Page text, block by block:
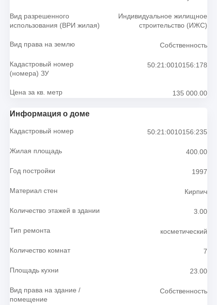
Вид разрешенного
использования (ВРИ жилая)
Индивидуальное жилищное
строительство (ИЖС)
Вид права на землю Собственность
Кадастровый номер
(номера) ЗУ
50:21:0010156:178
Цена за кв. метр 135 000.00
Информация о доме
Кадастровый номер 50:21:0010156:235
Жилая площадь 400.00
Год постройки 1997
Материал стен Кирпич
Количество этажей в здании 3.00
Тип ремонта косметический
Количество комнат 7
Площадь кухни 23.00
Вид права на здание /
помещение
Собственность